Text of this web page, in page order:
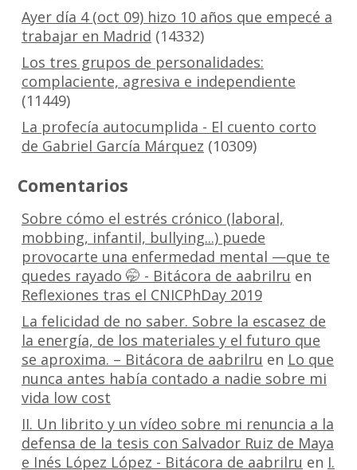
Ayer día 4 (oct 09) hizo 10 años que empecé a
trabajar en Madrid (14332)
Los tres grupos de personalidades:
complaciente, agresiva e independiente
(11449)
La profecía autocumplida - El cuento corto
de Gabriel García Márquez (10309)
Comentarios
Sobre cómo el estrés crónico (laboral,
mobbing, infantil, bullying...) puede
provocarte una enfermedad mental —que te
quedes rayado 🤭 - Bitácora de aabrilru en
Reflexiones tras el CNICPhDay 2019
La felicidad de no saber. Sobre la escasez de
la energía, de los materiales y el futuro que
se aproxima. – Bitácora de aabrilru en Lo que
nunca antes había contado a nadie sobre mi
vida low cost
II. Un librito y un vídeo sobre mi renuncia a la
defensa de la tesis con Salvador Ruiz de Maya
e Inés López López - Bitácora de aabrilru en I.